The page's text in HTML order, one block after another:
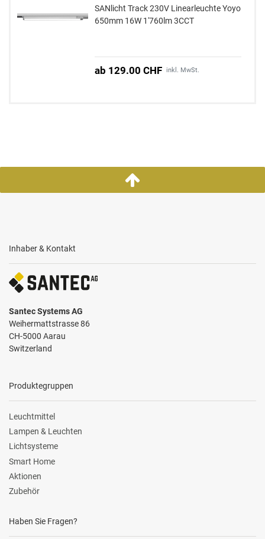
SANlicht Track 230V Linearleuchte Yoyo
650mm 16W 1'760lm 3CCT
ab 129.00 CHF inkl. MwSt.
Inhaber & Kontakt
Santec Systems AG
Weihermattstrasse 86
CH-5000 Aarau
Switzerland
Produktegruppen
Leuchtmittel
Lampen & Leuchten
Lichtsysteme
Smart Home
Aktionen
Zubehör
Haben Sie Fragen?